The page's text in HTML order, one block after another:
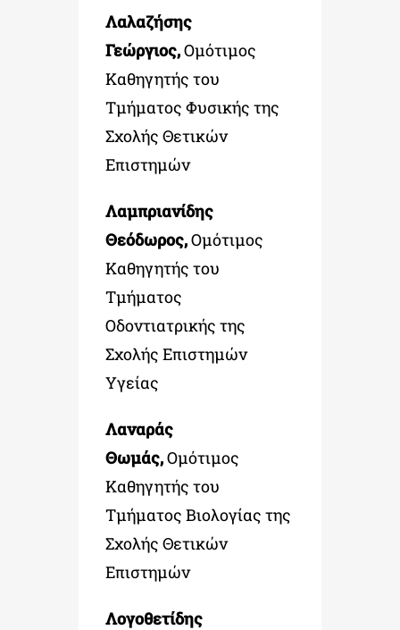
Λαλαζήσης
Γεώργιος,Ομότιμος
Καθηγητής του
Τμήματος Φυσικής της
Σχολής Θετικών
Επιστημών
Λαμπριανίδης
Θεόδωρος,Ομότιμος
Καθηγητής του
Τμήματος
Οδοντιατρικής της
Σχολής Επιστημών
Υγείας
Λαναράς
Θωμάς,Ομότιμος
Καθηγητής του
Τμήματος Βιολογίας της
Σχολής Θετικών
Επιστημών
Λογοθετίδης